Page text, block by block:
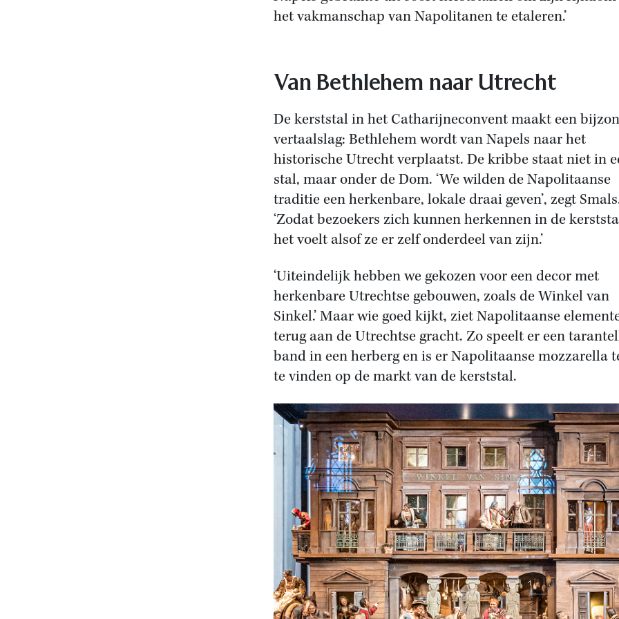
het vakmanschap van Napolitanen te etaleren.’
Van Bethlehem naar Utrecht
De kerststal in het Catharijneconvent maakt een
vertaalslag: Bethlehem wordt van Napels naar het
historische Utrecht verplaatst. De kribbe staat niet in
stal, maar onder de Dom. ‘We wilden de Napolitaanse
traditie een herkenbare, lokale draai geven’, zegt
‘Zodat bezoekers zich kunnen herkennen in de
het voelt alsof ze er zelf onderdeel van zijn.’
‘Uiteindelijk hebben we gekozen voor een decor met
herkenbare Utrechtse gebouwen, zoals de Winkel van
Sinkel.’ Maar wie goed kijkt, ziet Napolitaanse
terug aan de Utrechtse gracht. Zo speelt er een
band in een herberg en is er Napolitaanse mozzarella
te vinden op de markt van de kerststal.